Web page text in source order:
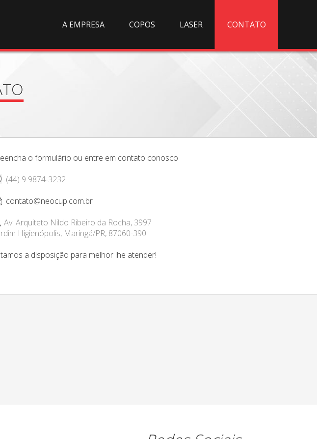
A EMPRESA COPOS LASER CONTATO
o formulário ou entre em contato conosco
(44) 9 9874-3232
contato@neocup.com.br
Av. Arquiteto Nildo Ribeiro da Rocha, 3997
Higienópolis, Maringá/PR, 87060-390
a disposição para melhor lhe atender!